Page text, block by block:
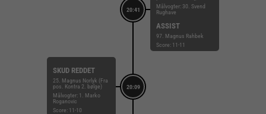
20:41
Målvogter: 30. Svend
Rughave
ASSIST
97. Magnus Rahbek
Score: 11-11
20:09
SKUD REDDET
25. Magnus Norlyk (Fra
pos. Kontra 2. bølge)
Målvogter: 1. Marko
Roganovic
Score: 11-10